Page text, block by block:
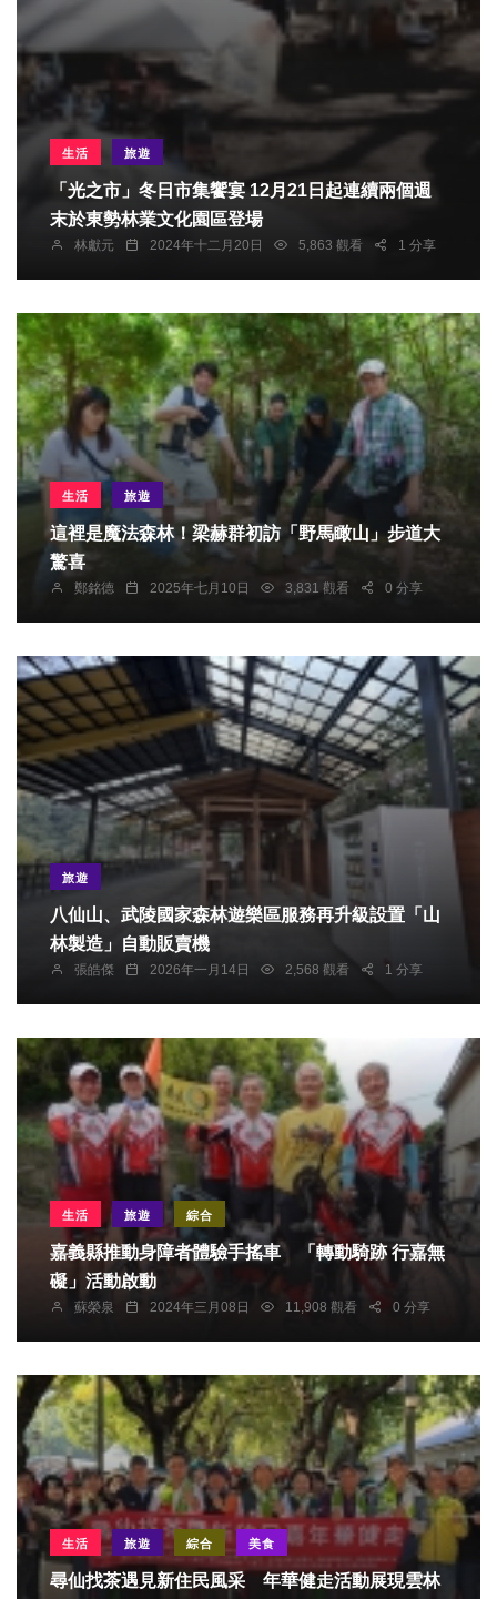
生活 旅遊
「光之市」冬日市集饗宴 12月21日起連續兩個週
末於東勢林業文化園區登場
林獻元 2024年十二月20日 5,863 觀看 1 分享
生活 旅遊
這裡是魔法森林！梁赫群初訪「野馬瞰山」步道大
驚喜
鄭銘德 2025年七月10日 3,831 觀看 0 分享
旅遊
八仙山、武陵國家森林遊樂區服務再升級設置「山
林製造」自動販賣機
張皓傑 2026年一月14日 2,568 觀看 1 分享
生活 旅遊 綜合
嘉義縣推動身障者體驗手搖車 「轉動騎跡 行嘉無
礙」活動啟動
蘇榮泉 2024年三月08日 11,908 觀看 0 分享
生活 旅遊 綜合 美食
尋仙找茶遇見新住民風采 年華健走活動展現雲林